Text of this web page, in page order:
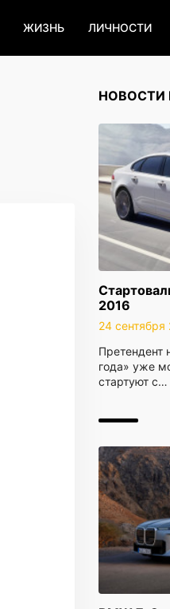
ЖИЗНЬ ЛИЧНОСТИ
НОВОСТИ
2016
24 сентября
Претендент
года» уже
стартуют с…